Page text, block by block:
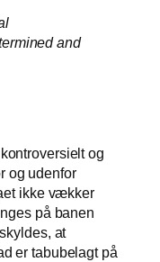
and
og
og udenfor
ikke vækker
på banen
at
er tabubelagt på